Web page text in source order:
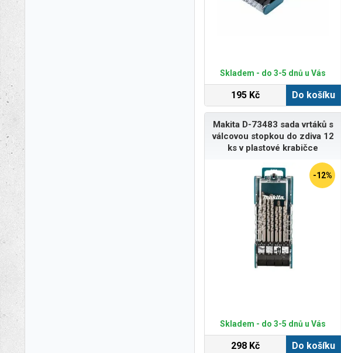
Skladem - do 3-5 dnů u Vás
195 Kč Do košíku
Makita D-73483 sada vrtáků s
válcovou stopkou do zdiva 12
ks v plastové krabičce
-12%
Skladem - do 3-5 dnů u Vás
298 Kč Do košíku